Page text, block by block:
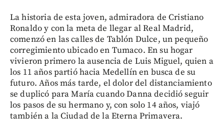
La historia de esta joven, admiradora de Cristiano
Ronaldo y con la meta de llegar al Real Madrid,
comenzó en las calles de Tablón Dulce, un pequeño
corregimiento ubicado en Tumaco. En su hogar
vivieron primero la ausencia de Luis Miguel, quien a
los 11 años partió hacia Medellín en busca de su
futuro. Años más tarde, el dolor del distanciamiento
se duplicó para María cuando Danna decidió seguir
los pasos de su hermano y, con solo 14 años, viajó
también a la Ciudad de la Eterna Primavera.